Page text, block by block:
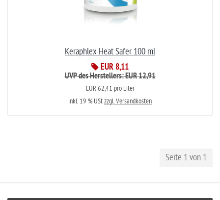
Keraphlex Heat Safer 100 ml
EUR 8,11
UVP des Herstellers: EUR 12,91
EUR 62,41 pro Liter
inkl. 19 % UStzzgl. Versandkosten
Seite 1 von 1